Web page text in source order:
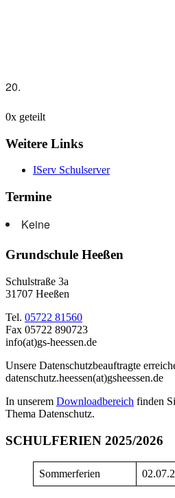
20.
0x geteilt
Weitere Links
IServ Schulserver
Termine
Keine
Grundschule Heeßen
Schulstraße 3a
31707 Heeßen
Tel. 05722 81560
Fax 05722 890723
info(at)gs-heessen.de
Unsere Datenschutzbeauftragte
datenschutz.heessen(at)gsheessen.de
In unserem Downloadbereich finden
Thema Datenschutz.
SCHULFERIEN 2025/2026
Sommerferien